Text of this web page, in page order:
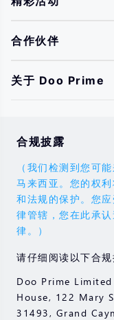
合作伙伴
关于 Doo Prime
合规披露
（我们检测到您可
马来西亚。您的权
和法规的保护。您
律管辖，您在此承
律。）
请仔细阅读以下合规
Doo Prime
House, 122 Mary
31493, Grand